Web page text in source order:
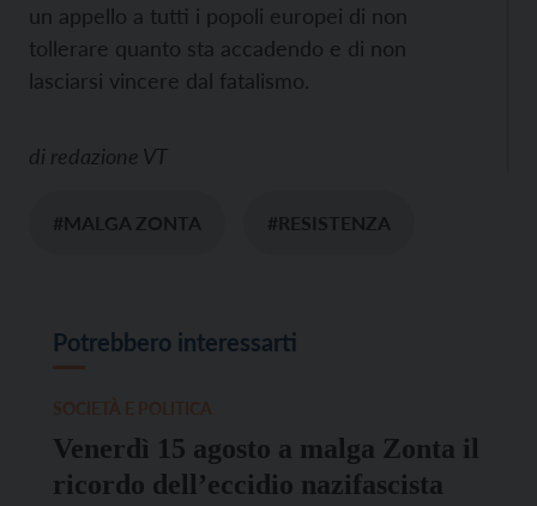
un appello a tutti i popoli europei di non
tollerare quanto sta accadendo e di non
lasciarsi vincere dal fatalismo.
di redazione VT
#MALGA ZONTA #RESISTENZA
Potrebbero interessarti
Venerdì 15 agosto a malga Zonta il
ricordo dell’eccidio nazifascista